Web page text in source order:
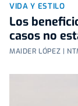
VIDA Y ESTILO
Los
casos no
MAIDER LÓPEZ |